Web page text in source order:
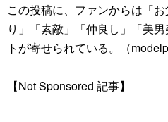
この投稿に、ファンからは「
り」「素敵」「仲良し」「美
トが寄せられている。（
【Not Sponsored 記事】